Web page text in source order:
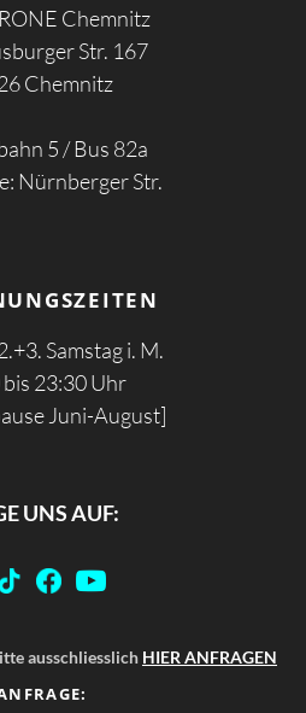
Chemnitz
Str. 167
Chemnitz
5 / Bus 82a
Nürnberger Str.
Samstag i. M.
23:30 Uhr
Juni-August]
UNS AUF:
ausschliesslich HIER ANFRAGEN